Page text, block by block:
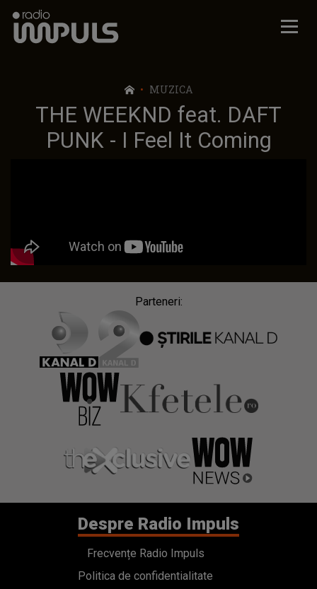
Radio Impuls
MUZICA
THE WEEKND feat. DAFT
PUNK - I Feel It Coming
Parteneri:
Despre Radio Impuls
Frecvențe Radio Impuls
Politica de confidentialitate